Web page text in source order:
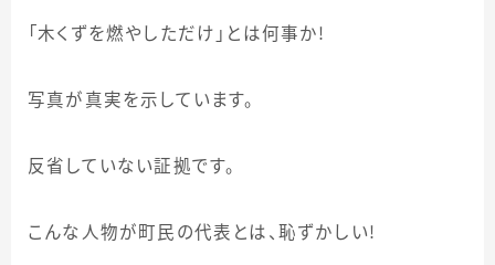
「木くずを燃やしただけ」とは何事か！
写真が真実を示しています。
反省していない証拠です。
こんな人物が町民の代表とは、恥ずかしい！